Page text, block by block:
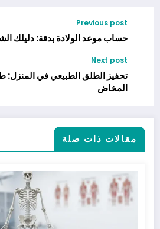
Previous post
حساب موعد الولادة بدقة: دليلك
Next post
تحفيز الطلق الطبيعي في المنزل:
المخاض
مقالات ذات صلة